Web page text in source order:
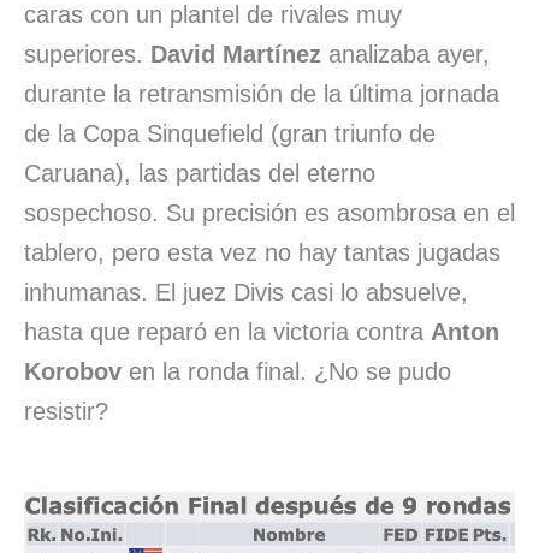
caras con un plantel de rivales muy
superiores. David Martínez analizaba ayer,
durante la retransmisión de la última jornada
de la Copa Sinquefield (gran triunfo de
Caruana), las partidas del eterno
sospechoso. Su precisión es asombrosa en el
tablero, pero esta vez no hay tantas jugadas
inhumanas. El juez Divis casi lo absuelve,
hasta que reparó en la victoria contra Anton
Korobov en la ronda final. ¿No se pudo
resistir?